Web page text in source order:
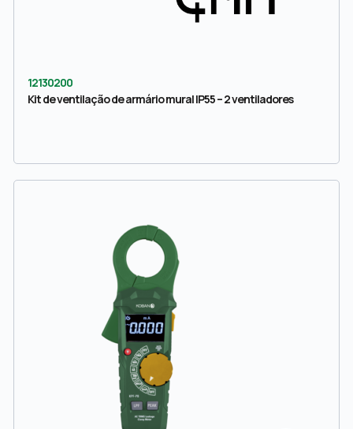
12130200
Kit de ventilação de armário mural IP55 – 2 ventiladores